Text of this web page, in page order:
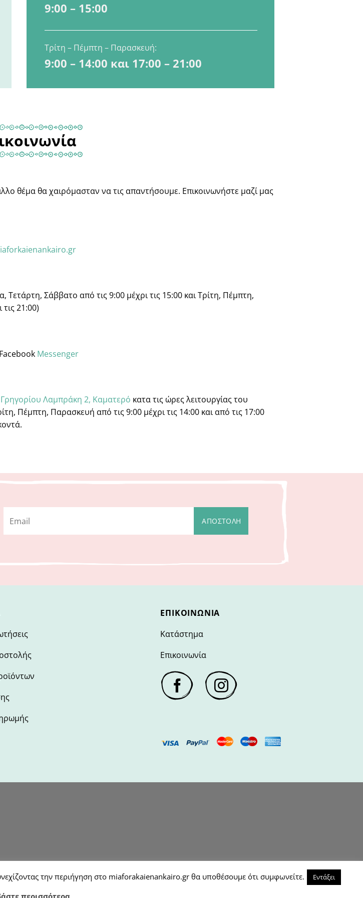
9:00 – 15:00
Τρίτη – Πέμπτη – Παρασκευή:
9:00 – 14:00 και 17:00 – 21:00
θέμα θα χαιρόμασταν να τις απαντήσουμε. Επικοινωνήστε μαζί μας
Σάββατο από τις 9:00 μέχρι τις 15:00 και Τρίτη, Πέμπτη,
21:00)
Messenger
Γρηγορίου Λαμπράκη 2, Καματερό κατα τις ώρες λειτουργίας του
Πέμπτη, Παρασκευή από τις 9:00 μέχρι τις 14:00 και από τις 17:00
ΕΠΙΚΟΙΝΩΝΊΑ
Κατάστημα
Επικοινωνία
την περιήγηση στο miaforakaienankairo.gr θα υποθέσουμε ότι συμφωνείτε. Εντάξει
περισσότερα